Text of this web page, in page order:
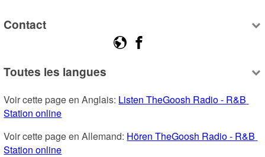
Contact
Toutes les langues
Voir cette page en Anglais: Listen TheGoosh Radio - R&B
Station online
Voir cette page en Allemand: Hören TheGoosh Radio - R&B
Station online